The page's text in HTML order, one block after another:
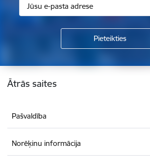
Kājene
Ātrās saites
Pašvaldība
Norēķinu informācija